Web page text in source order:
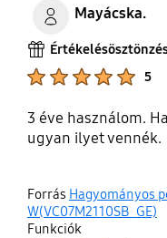
Mayácska.
5
3 éve használom.
ugyan ilyet vennék.
Forrás Hagyományos
W(VC07M2110SB_GE)
Funkciók